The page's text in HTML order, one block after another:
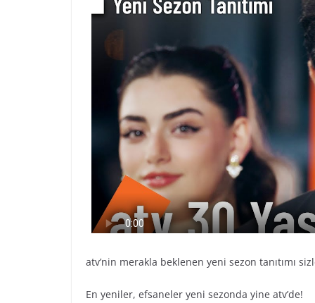
atv’nin merakla beklenen yeni sezon tanıtımı
En yeniler, efsaneler yeni sezonda yine atv’de!